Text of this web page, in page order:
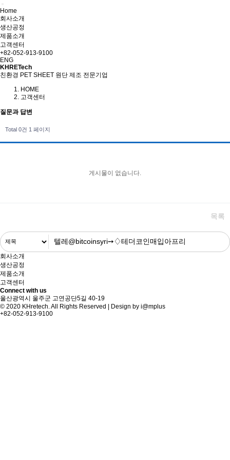
Home
회사소개
생산공정
제품소개
고객센터
+82-052-913-9100
ENG
KHRETech
친환경 PET SHEET 원단 제조 전문기업
HOME
고객센터
질문과 답변
Total 0건 1 페이지
게시물이 없습니다.
목록
회사소개
생산공정
제품소개
고객센터
Connect with us
울산광역시 울주군 고연공단5길 40-19
© 2020 KHretech. All Rights Reserved | Design by i@mplus
+82-052-913-9100